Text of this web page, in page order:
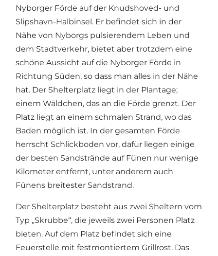
Nyborger Förde auf der Knudshoved- und
Slipshavn-Halbinsel. Er befindet sich in der
Nähe von Nyborgs pulsierendem Leben und
dem Stadtverkehr, bietet aber trotzdem eine
schöne Aussicht auf die Nyborger Förde in
Richtung Süden, so dass man alles in der Nähe
hat. Der Shelterplatz liegt in der Plantage;
einem Wäldchen, das an die Förde grenzt. Der
Platz liegt an einem schmalen Strand, wo das
Baden möglich ist. In der gesamten Förde
herrscht Schlickboden vor, dafür liegen einige
der besten Sandstrände auf Fünen nur wenige
Kilometer entfernt, unter anderem auch
Fünens breitester Sandstrand.
Der Shelterplatz besteht aus zwei Sheltern vom
Typ „Skrubbe“, die jeweils zwei Personen Platz
bieten. Auf dem Platz befindet sich eine
Feuerstelle mit festmontiertem Grillrost. Das